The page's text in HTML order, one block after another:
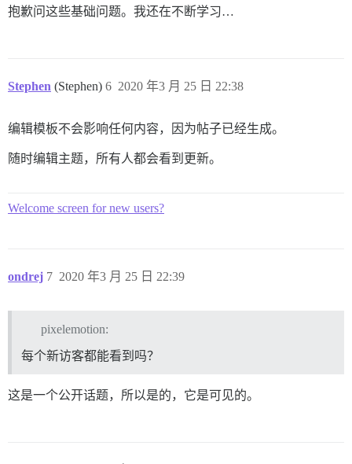
抱歉问这些基础问题。我还在不断学习…
Stephen (Stephen) 2020 年3 月 25 日 22:38
6
编辑模板不会影响任何内容，因为帖子已经生成。
随时编辑主题，所有人都会看到更新。
Welcome screen for new users?
ondrej 2020 年3 月 25 日 22:39
7
pixelemotion:
每个新访客都能看到吗？
这是一个公开话题，所以是的，它是可见的。